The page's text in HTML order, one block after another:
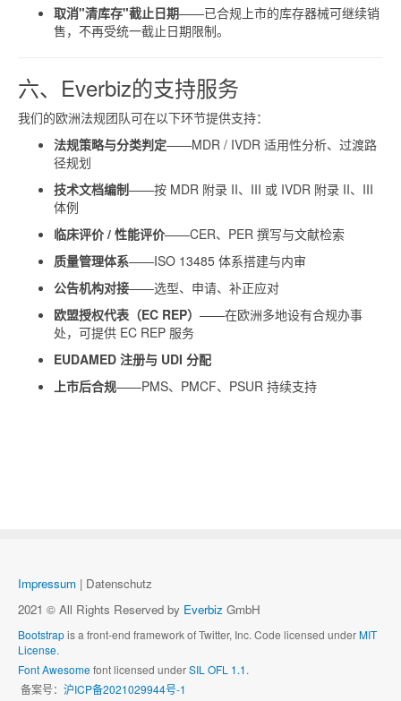
取消"清库存"截止日期——已合规上市的库存器械可继续销
售，不再受统一截止日期限制。
六、Everbiz的支持服务
我们的欧洲法规团队可在以下环节提供支持：
法规策略与分类判定——MDR / IVDR 适用性分析、过渡路
径规划
技术文档编制——按 MDR 附录 II、III 或 IVDR 附录 II、III
体例
临床评价 / 性能评价——CER、PER 撰写与文献检索
质量管理体系——ISO 13485 体系搭建与内审
公告机构对接——选型、申请、补正应对
欧盟授权代表（EC REP） ——在欧洲多地设有合规办事
处，可提供 EC REP 服务
EUDAMED 注册与 UDI 分配
上市后合规——PMS、PMCF、PSUR 持续支持
Impressum | Datenschutz
2021 © All Rights Reserved by Everbiz GmbH
Bootstrapis a front-end framework of Twitter, Inc. Code licensed underMIT
License.
Font Awesomefont licensed underSIL OFL 1.1.
备案号： 沪ICP备2021029944号-1